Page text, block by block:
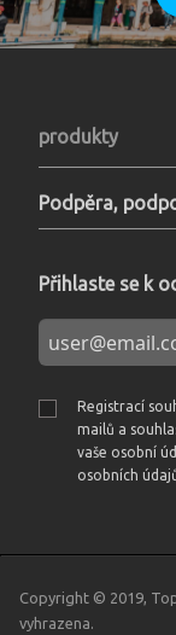
produkty
Podpěra,
Přihlaste se k
Registrací
mailů a
vaše osobní
osobních
Copyright © 2019,
vyhrazena.